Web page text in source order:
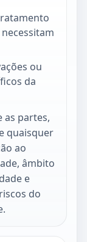
ou
da
as partes,
quaisquer
ao
âmbito
e
do